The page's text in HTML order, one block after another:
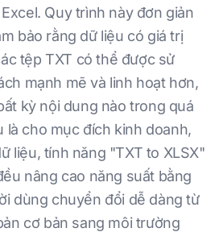
Quy trình này đơn giản
bảo rằng dữ liệu có giá trị
tệp TXT có thể được sử
mạnh mẽ và linh hoạt hơn,
kỳ nội dung nào trong quá
là cho mục đích kinh doanh,
liệu, tính năng "TXT to XLSX"
nâng cao năng suất bằng
dùng chuyển đổi dễ dàng từ
cơ bản sang môi trường